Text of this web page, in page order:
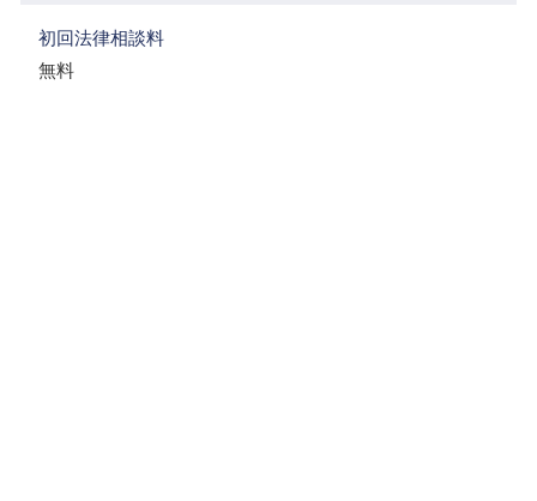
初回法律相談料
無料